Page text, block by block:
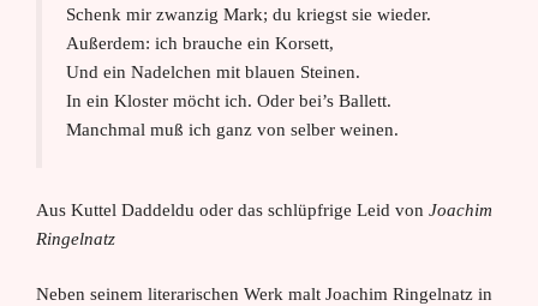
Schenk mir zwanzig Mark; du kriegst sie wieder.
Außerdem: ich brauche ein Korsett,
Und ein Nadelchen mit blauen Steinen.
In ein Kloster möcht ich. Oder bei’s Ballett.
Manchmal muß ich ganz von selber weinen.
Aus Kuttel Daddeldu oder das schlüpfrige Leid von Joachim
Ringelnatz
Neben seinem literarischen Werk malt Joachim Ringelnatz in